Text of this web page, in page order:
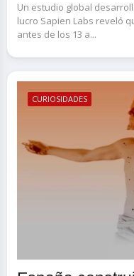
Un estudio global
lucro Sapien Labs reveló
antes de los 13 a...
CURIOSIDADES